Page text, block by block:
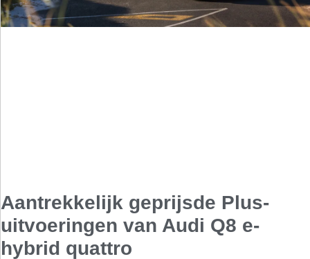
Aantrekkelijk geprijsde Plus-
uitvoeringen van Audi Q8 e-
hybrid quattro